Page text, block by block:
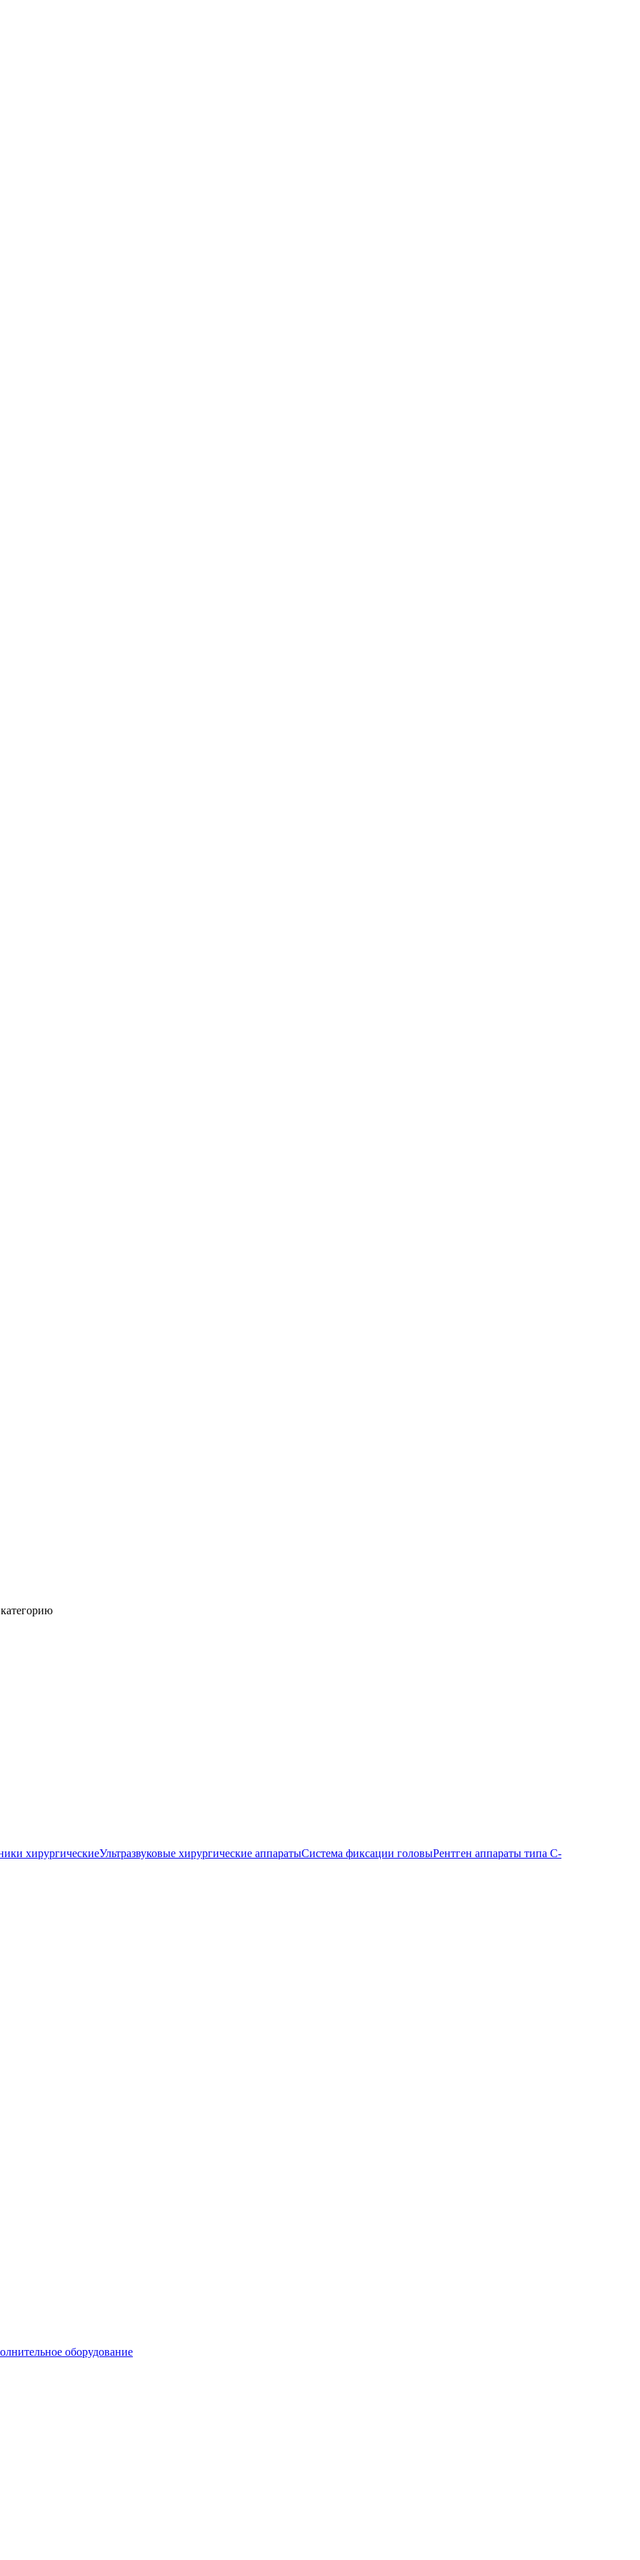
хирургическиеУльтразвуковые хирургические аппаратыСистема фиксации головыРентген аппараты типа С-
оборудование